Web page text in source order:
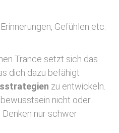
Gefühlen etc.
Trance setzt sich das
dich dazu befähigt
zu entwickeln.
nicht oder
nur schwer